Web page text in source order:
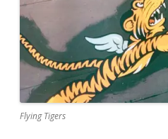
Flying Tigers